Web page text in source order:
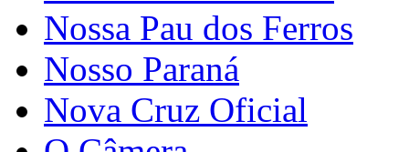
Nossa Pau dos Ferros
Nosso Paraná
Nova Cruz Oficial